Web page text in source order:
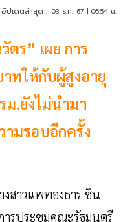
อัปเดตล่าสุด : 03 ธ.ค. 67 | 05:54 น.
ร” เผย การ
ทให้กับผู้สูงอายุ
ม.ยังไม่นำมา
มรอบอีกครั้ง
สาวแพทองธาร ชิน
ารประชุมคณะรัฐมนตรี